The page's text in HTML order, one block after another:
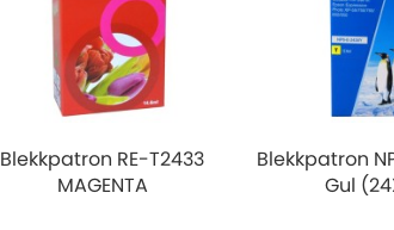
Blekkpatron RE-T2433
MAGENTA
Blekkpatron
Gul